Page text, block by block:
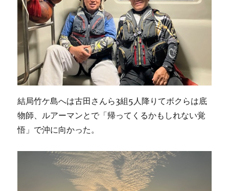
結局竹ケ島へは古田さんら3組5人降りてボクらは底
物師、ルアーマンとで「帰ってくるかもしれない覚
悟」で沖に向かった。